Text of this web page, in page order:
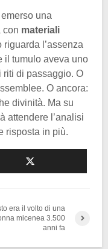
una
con materiali
riguarda l’assenza
il tumulo aveva uno
riti di passaggio. O
O ancora:
divinità. Ma su
attendere l’analisi
risposta in più.
era il volto di una
micenea 3.500
anni fa